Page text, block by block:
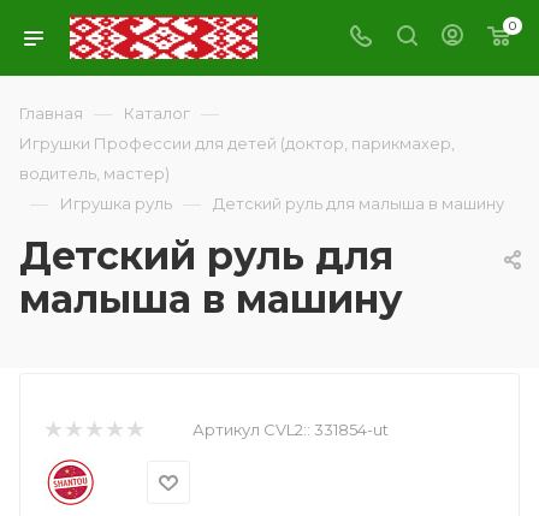
0
Главная — Каталог —
Игрушки Профессии для детей (доктор, парикмахер,
водитель, мастер)
— Игрушка руль — Детский руль для малыша в машину
Детский руль для
малыша в машину
Артикул CVL2:: 331854-ut